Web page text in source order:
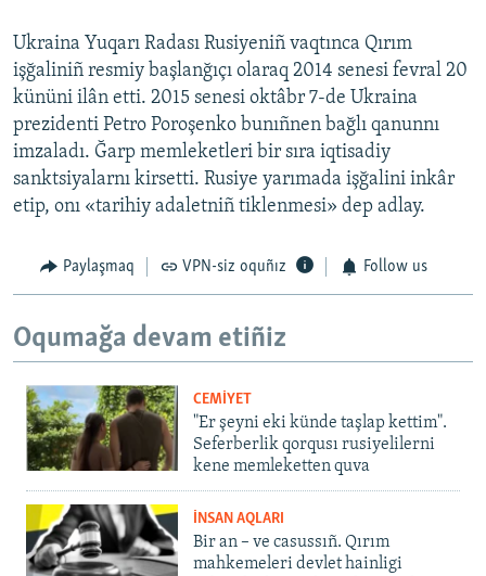
Ukraina Yuqarı Radası Rusiyeniñ vaqtınca Qırım
işğaliniñ resmiy başlanğıçı olaraq 2014 senesi fevral 20
kününi ilân etti. 2015 senesi oktâbr 7-de Ukraina
prezidenti Petro Poroşenko bunıñnen bağlı qanunnı
imzaladı. Ğarp memleketleri bir sıra iqtisadiy
sanktsiyalarnı kirsetti. Rusiye yarımada işğalini inkâr
etip, onı «tarihiy adaletniñ tiklenmesi» dep adlay.
Paylaşmaq VPN-siz oquñız Follow us
Oqumağa devam etiñiz
CEMİYET
"Er şeyni eki künde taşlap kettim".
Seferberlik qorqusı rusiyelilerni
kene memleketten quva
İNSAN AQLARI
Bir an – ve casussıñ. Qırım
mahkemeleri devlet hainligi